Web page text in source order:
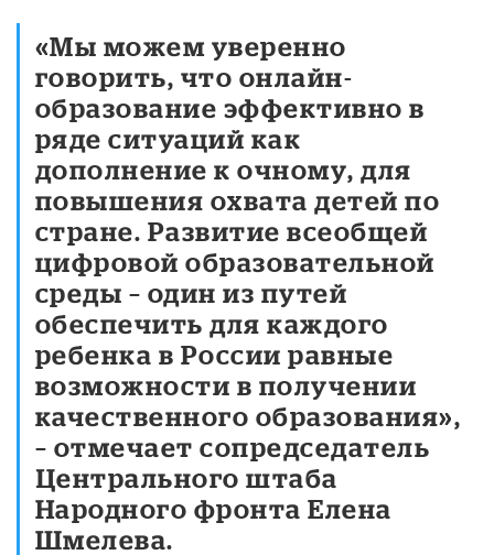
«Мы можем уверенно
говорить, что онлайн-
образование эффективно в
ряде ситуаций как
дополнение к очному, для
повышения охвата детей по
стране. Развитие всеобщей
цифровой образовательной
среды – один из путей
обеспечить для каждого
ребенка в России равные
возможности в получении
качественного образования»,
– отмечает сопредседатель
Центрального штаба
Народного фронта Елена
Шмелева.